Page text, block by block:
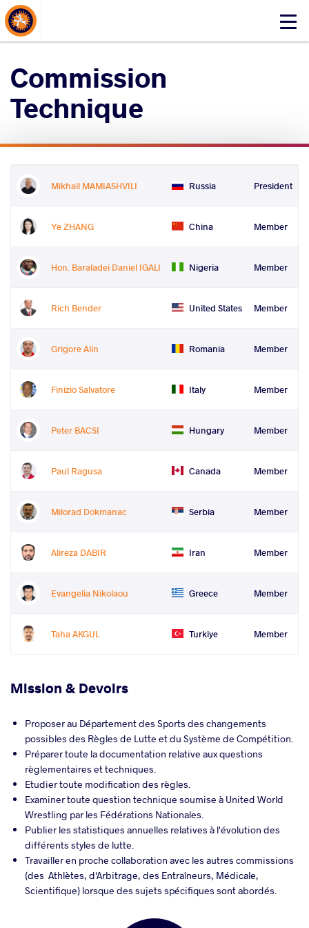
Click
About Events
Commission
Technique
Mikhail MAMIASHVILI Russia President
Ye ZHANG China Member
Hon. Baraladei Daniel IGALI Nigeria Member
Rich Bender United States Member
Grigore Alin Romania Member
Finizio Salvatore Italy Member
Peter BACSI Hungary Member
Paul Ragusa Canada Member
Milorad Dokmanac Serbia Member
Alireza DABIR Iran Member
Evangelia Nikolaou Greece Member
Taha AKGUL Turkiye Member
Mission & Devoirs
Proposer au Département des Sports des changements
possibles des Règles de Lutte et du Système de Compétition.
Préparer toute la documentation relative aux questions
règlementaires et techniques.
Etudier toute modification des règles.
Examiner toute question technique soumise à United World
Wrestling par les Fédérations Nationales.
Publier les statistiques annuelles relatives à l'évolution des
différents styles de lutte.
Travailler en proche collaboration avec les autres commissions
(des Athlètes, d'Arbitrage, des Entraîneurs, Médicale,
Scientifique) lorsque des sujets spécifiques sont abordés.